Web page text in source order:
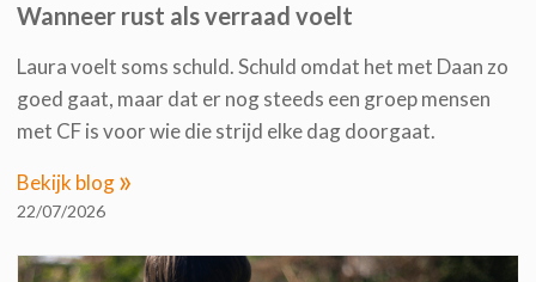
Wanneer rust als verraad voelt
Laura voelt soms schuld. Schuld omdat het met Daan zo
goed gaat, maar dat er nog steeds een groep mensen
met CF is voor wie die strijd elke dag doorgaat.
Bekijk blog»
22/07/2026